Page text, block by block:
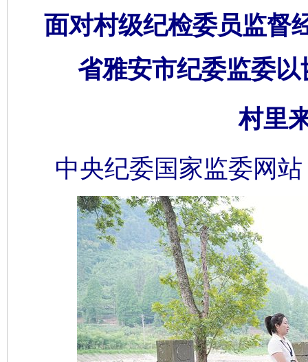
面对村级纪检委员监督
省雅安市纪委监委
村里
中央纪委国家监委网